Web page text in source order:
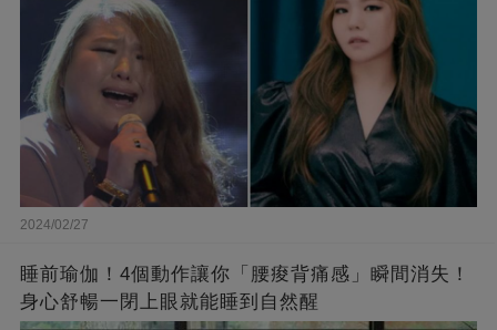
2024/02/27
睡前瑜伽！4個動作讓你「腰痠背痛感」瞬間消失！
身心舒暢一閉上眼就能睡到自然醒